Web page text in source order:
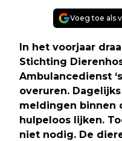
Voeg toe als
In het voorjaar
Stichting
Ambulancedienst
overuren.
meldingen binnen
hulpeloos lijken.
niet nodig. De